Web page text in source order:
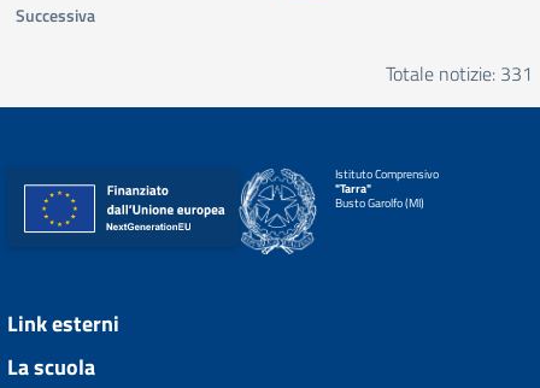
Successiva
Totale notizie: 331
Istituto Comprensivo
"Tarra"
Busto Garolfo (MI)
Link esterni
La scuola